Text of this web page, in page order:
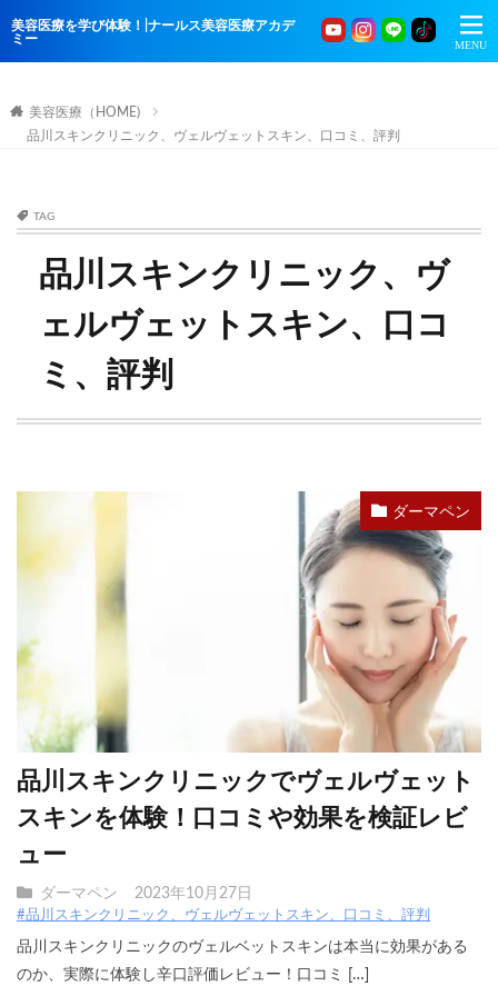
美容医療を学び体験！|ナールス美容医療アカデ
ミー
美容医療（HOME)
品川スキンクリニック、ヴェルヴェットスキン、口コミ、評判
TAG
品川スキンクリニック、ヴ
ェルヴェットスキン、口コ
ミ、評判
ダーマペン
品川スキンクリニックでヴェルヴェット
スキンを体験！口コミや効果を検証レビ
ュー
ダーマペン 2023年10月27日
#品川スキンクリニック、ヴェルヴェットスキン、口コミ、評判
品川スキンクリニックのヴェルベットスキンは本当に効果がある
のか、実際に体験し辛口評価レビュー！口コミ […]